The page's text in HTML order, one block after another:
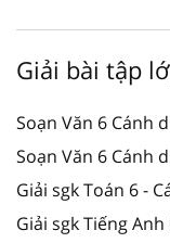
Giải bài tập
Soạn Văn 6 Cánh
Soạn Văn 6 Cánh
Giải sgk Toán 6 -
Giải sgk Tiếng